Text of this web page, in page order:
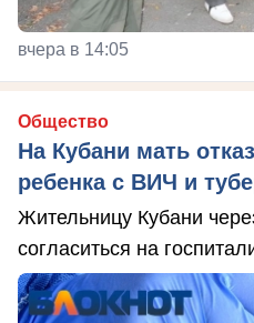
вчера в 14:05
Общество
На Кубани мать
ребенка с ВИЧ и
Жительницу Кубани
согласиться на